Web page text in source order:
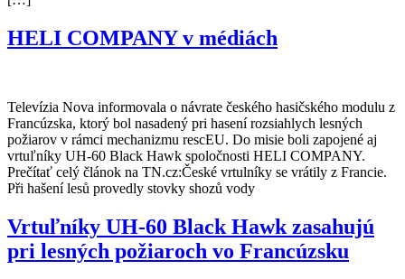
HELI COMPANY v médiách
Televízia Nova informovala o návrate českého hasičského modulu z
Francúzska, ktorý bol nasadený pri hasení rozsiahlych lesných
požiarov v rámci mechanizmu rescEU. Do misie boli zapojené aj
vrtuľníky UH-60 Black Hawk spoločnosti HELI COMPANY.
Prečítať celý článok na TN.cz:České vrtulníky se vrátily z Francie.
Při hašení lesů provedly stovky shozů vody
Vrtuľníky UH-60 Black Hawk zasahujú
pri lesných požiaroch vo Francúzsku